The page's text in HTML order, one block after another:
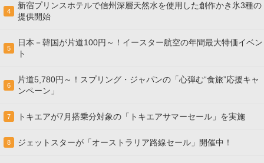
4
新宿プリンスホテルで信州深層天然水を使用した創作かき氷3種の
提供開始
5
日本－韓国が片道100円～！イースター航空の年間最大特価イベン
ト
6
片道5,780円～！スプリング・ジャパンの「心弾む“食旅”応援キャ
ンペーン」
7 トキエアが7月搭乗分対象の「トキエアサマーセール」を実施
8 ジェットスターが「オーストラリア路線セール」開催中！